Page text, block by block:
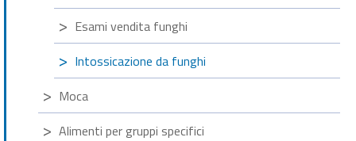
Esami vendita funghi
Intossicazione da funghi
Moca
Alimenti per gruppi specifici